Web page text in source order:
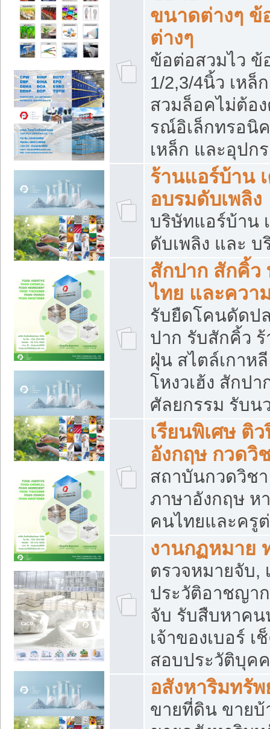
ขนาดต่างๆ ข้
ต่างๆ
ข้อต่อสวมไว ข้
1/2,3/4นิ้ว เหล็
สวมล็อคไม่ต้อ
รณ์อิเล็กทรอนิ
เหล็ก และอุปก
ร้านแอร์บ้าน
อบรมดับเพลิง
บริษัทแอร์บ้าน
ดับเพลิง และ
สักปาก สักคิ้
ไทย และควา
รับยืดโคนดัดป
ปาก รับสักคิ้ว
ฝุ่น สไตล์เกาห
โหงวเฮ้ง สักป
ศัลยกรรม รับน
เรียนพิเศษ ติ
อังกฤษ กวดวิ
สถาบันกวดวิช
ภาษาอังกฤษ ห
คนไทยและครู
งานกฏหมาย
ตรวจหมายจับ,
ประวัติอาชญา
จับ รับสืบหาคน
เจ้าของเบอร์
สอบประวัติบุค
อสังหาริมทรัพ
ขายที่ดิน ขายบ้